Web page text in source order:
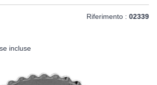
Riferimento : 02339
incluse